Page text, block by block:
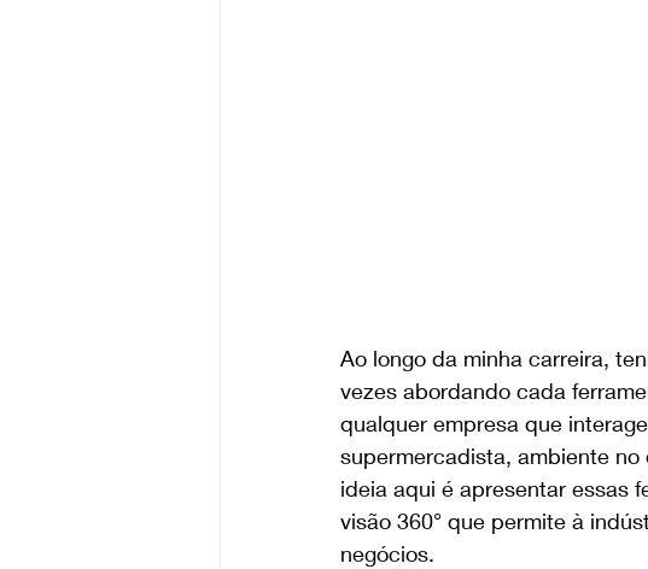
Ao longo da minha carreira,
vezes abordando cada
qualquer empresa que
supermercadista, ambiente
ideia aqui é apresentar essas
visão 360° que permite à
negócios.